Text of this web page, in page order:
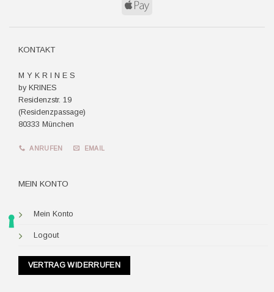
Apple
KONTAKT
M Y K R I N E S
by KRINES
Residenzstr. 19
(Residenzpassage)
80333 München
ANRUFEN EMAIL
MEIN KONTO
Mein Konto
Logout
VERTRAG WIDERRUFEN